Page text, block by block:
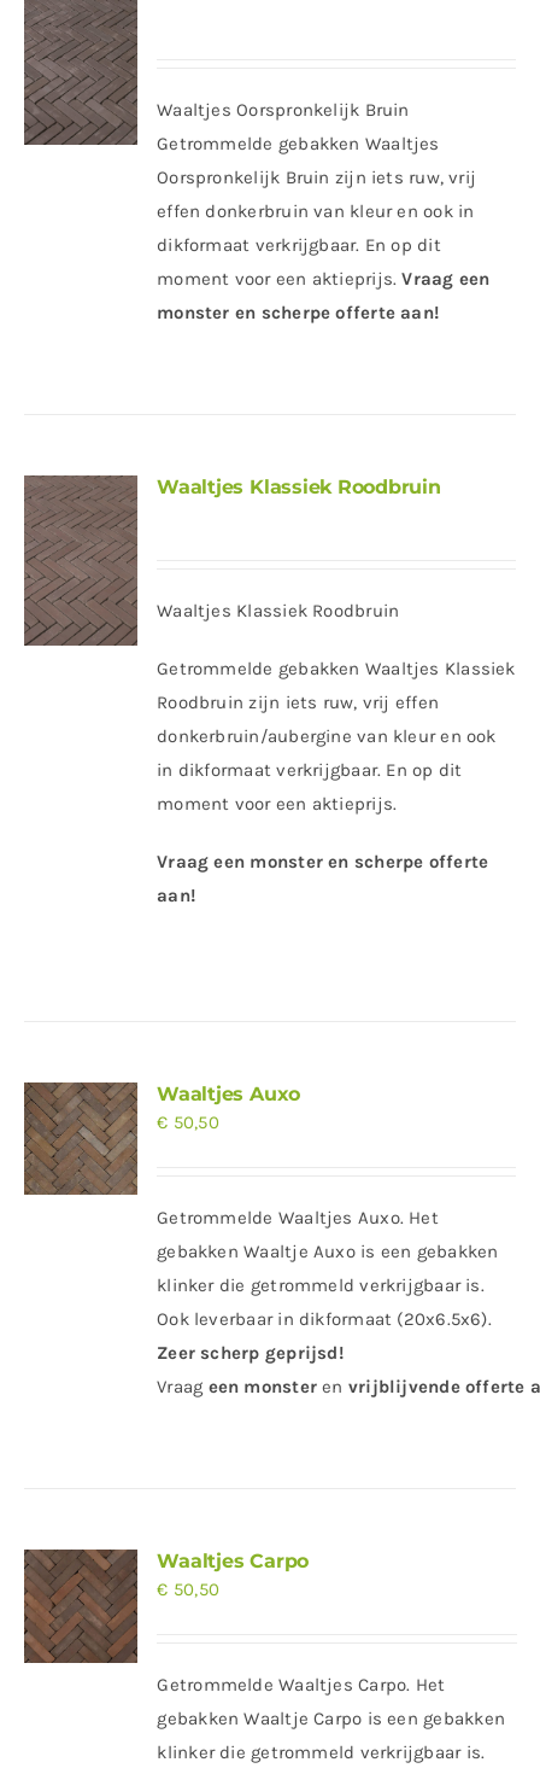
Waaltjes Oorspronkelijk Bruin
Getrommelde gebakken Waaltjes
Oorspronkelijk Bruin zijn iets ruw, vrij
effen donkerbruin van kleur en ook in
dikformaat verkrijgbaar. En op dit
moment voor een aktieprijs.Vraag een
monster en scherpe offerte aan!
Waaltjes Klassiek Roodbruin
Waaltjes Klassiek Roodbruin
Getrommelde gebakken Waaltjes Klassiek
Roodbruin zijn iets ruw, vrij effen
donkerbruin/aubergine van kleur en ook
in dikformaat verkrijgbaar. En op dit
moment voor een aktieprijs.
Vraag een monster en scherpe offerte
aan!
Waaltjes Auxo
€ 50,50
Getrommelde Waaltjes Auxo. Het
gebakken Waaltje Auxo is een gebakken
klinker die getrommeld verkrijgbaar is.
Ook leverbaar in dikformaat (20x6.5x6).
Zeer scherp geprijsd!
Vraag een monsteren vrijblijvende offerte
Waaltjes Carpo
€ 50,50
Getrommelde Waaltjes Carpo. Het
gebakken Waaltje Carpo is een gebakken
klinker die getrommeld verkrijgbaar is.